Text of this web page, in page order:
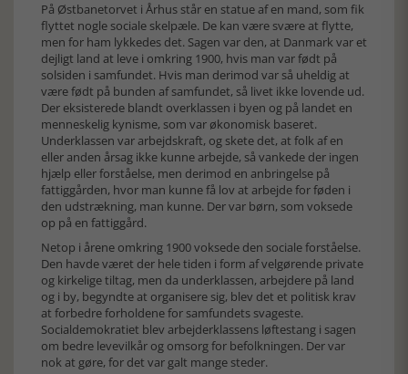
På Østbanetorvet i Århus står en statue af en mand, som fik
flyttet nogle sociale skelpæle. De kan være svære at flytte,
men for ham lykkedes det. Sagen var den, at Danmark var et
dejligt land at leve i omkring 1900, hvis man var født på
solsiden i samfundet. Hvis man derimod var så uheldig at
være født på bunden af samfundet, så livet ikke lovende ud.
Der eksisterede blandt overklassen i byen og på landet en
menneskelig kynisme, som var økonomisk baseret.
Underklassen var arbejdskraft, og skete det, at folk af en
eller anden årsag ikke kunne arbejde, så vankede der ingen
hjælp eller forståelse, men derimod en anbringelse på
fattiggården, hvor man kunne få lov at arbejde for føden i
den udstrækning, man kunne. Der var børn, som voksede
op på en fattiggård.
Netop i årene omkring 1900 voksede den sociale forståelse.
Den havde været der hele tiden i form af velgørende private
og kirkelige tiltag, men da underklassen, arbejdere på land
og i by, begyndte at organisere sig, blev det et politisk krav
at forbedre forholdene for samfundets svageste.
Socialdemokratiet blev arbejderklassens løftestang i sagen
om bedre levevilkår og omsorg for befolkningen. Der var
nok at gøre, for det var galt mange steder.